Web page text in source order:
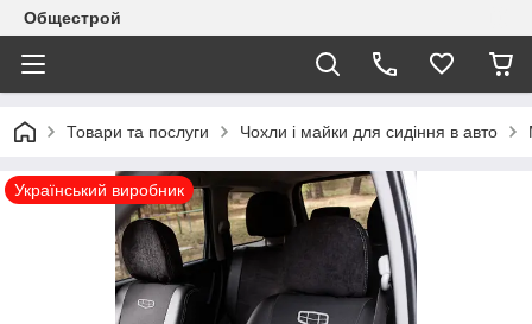
Общестрой
Товари та послуги Чохли і майки для сидіння в авто
Український виробник